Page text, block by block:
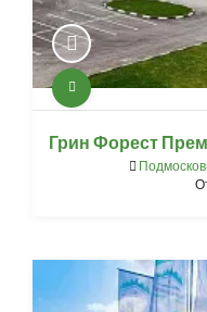
Грин Форест